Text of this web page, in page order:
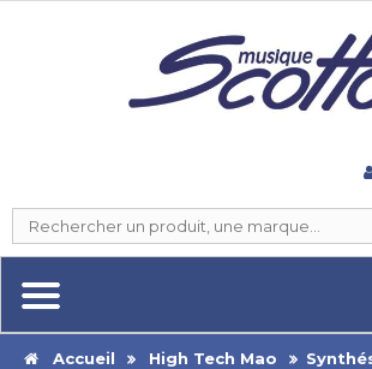
Accueil High Tech Mao